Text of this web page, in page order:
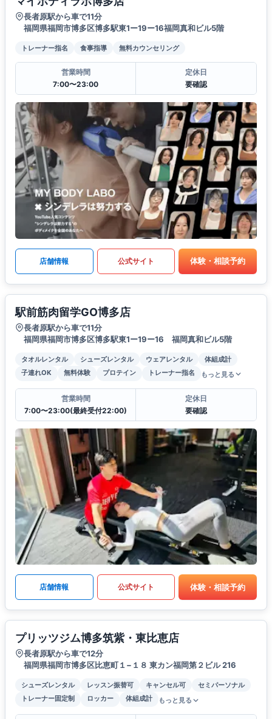
長者原駅から車で11分
福岡県福岡市博多区博多駅東1ー19ー16福岡真和ビル5階
トレーナー指名 食事指導 無料カウンセリング
営業時間
7:00〜23:00
定休日
要確認
店舗情報 公式サイト 体験・相談予約
駅前筋肉留学GO博多店
長者原駅から車で11分
福岡県福岡市博多区博多駅東1ー19ー16 福岡真和ビル5階
タオルレンタル シューズレンタル ウェアレンタル
体組成計
子連れOK
無料体験 プロテイン トレーナー指名 もっと見る
営業時間
7:00〜23:00(最終受付22:00)
定休日
要確認
店舗情報 公式サイト 体験・相談予約
プリッツジム博多筑紫・東比恵店
長者原駅から車で12分
福岡県福岡市博多区比恵町１−１８ 東カン福岡第２ビル 216
シューズレンタル レッスン振替可 キャンセル可
セミパーソナル
トレーナー固定制
ロッカー 体組成計 もっと見る